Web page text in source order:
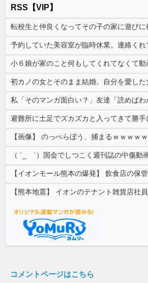
RSS【VIP】
予約していた美容室が臨時休業。連絡くれ
【画像】 のっぺらぼう、捕まるｗｗｗｗ
コメントページはこちら